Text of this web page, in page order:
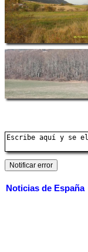
Noticias de España